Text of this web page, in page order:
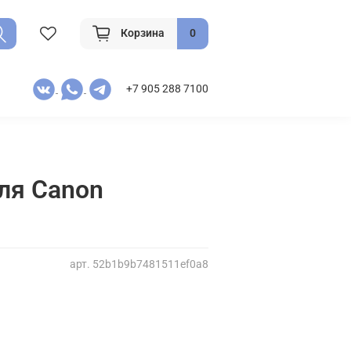
Корзина 0
+7 905 288 7100
арт. 52b1b9b7481511ef0a8
Canon